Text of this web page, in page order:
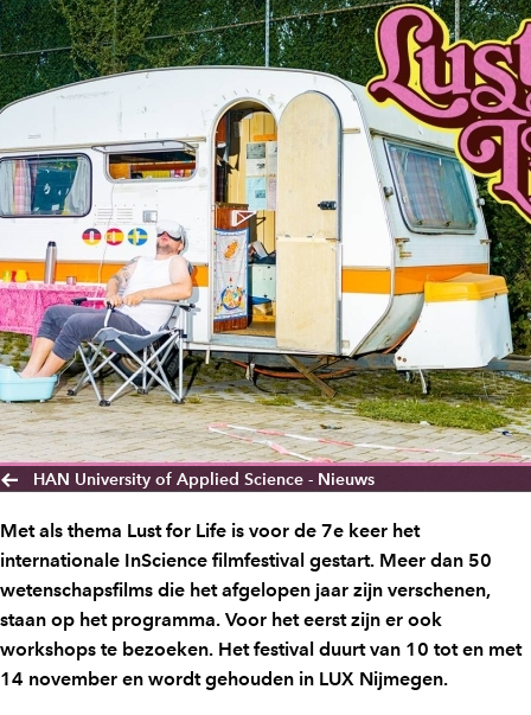
HAN University of Applied Science - Nieuws
Met als thema Lust for Life is voor de 7e keer het
internationale InScience filmfestival gestart. Meer dan 50
wetenschapsfilms die het afgelopen jaar zijn verschenen,
staan op het programma. Voor het eerst zijn er ook
workshops te bezoeken. Het festival duurt van 10 tot en met
14 november en wordt gehouden in LUX Nijmegen.